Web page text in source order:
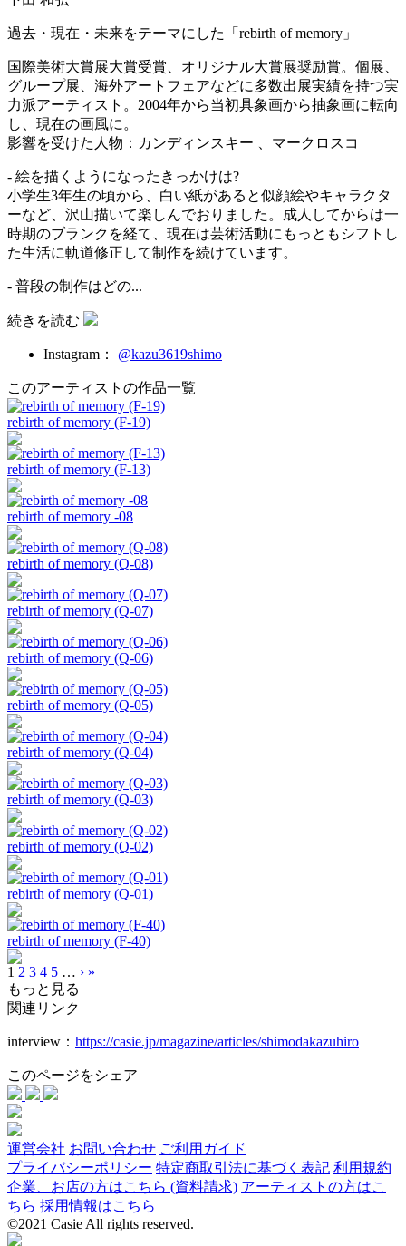
過去・現在・未来をテーマにした「rebirth of memory」
国際美術大賞展大賞受賞、オリジナル大賞展奨励賞。個展、
グループ展、海外アートフェアなどに多数出展実績を持つ実
力派アーティスト。2004年から当初具象画から抽象画に転向
し、現在の画風に。
影響を受けた人物：カンディンスキー 、マークロスコ
- 絵を描くようになったきっかけは?
小学生3年生の頃から、白い紙があると似顔絵やキャラクタ
ーなど、沢山描いて楽しんでおりました。成人してからは一
時期のブランクを経て、現在は芸術活動にもっともシフトし
た生活に軌道修正して制作を続けています。
- 普段の制作はどの...
続きを読む
Instagram： @kazu3619shimo
このアーティストの作品一覧
rebirth of memory (F-19)
rebirth of memory (F-13)
rebirth of memory -08
rebirth of memory (Q-08)
rebirth of memory (Q-07)
rebirth of memory (Q-06)
rebirth of memory (Q-05)
rebirth of memory (Q-04)
rebirth of memory (Q-03)
rebirth of memory (Q-02)
rebirth of memory (Q-01)
rebirth of memory (F-40)
1 2 3 4 5 … › »
もっと見る
関連リンク
interview： https://casie.jp/magazine/articles/shimodakazuhiro
このページをシェア
運営会社 お問い合わせ ご利用ガイド
プライバシーポリシー 特定商取引法に基づく表記 利用規約
企業、お店の方はこちら (資料請求) アーティストの方はこ
ちら 採用情報はこちら
©2021 Casie All rights reserved.